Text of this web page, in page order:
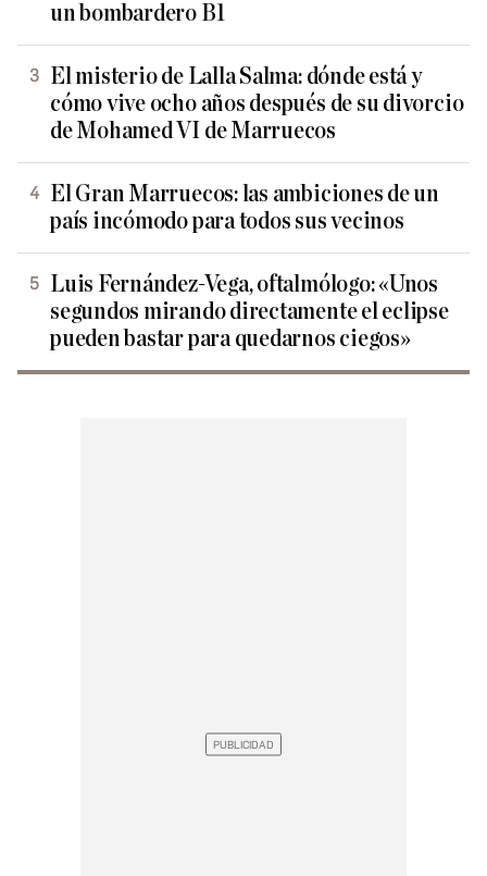
un bombardero B1
El misterio de Lalla Salma: dónde está y
cómo vive ocho años después de su divorcio
de Mohamed VI de Marruecos
El Gran Marruecos: las ambiciones de un
país incómodo para todos sus vecinos
Luis Fernández-Vega, oftalmólogo: «Unos
segundos mirando directamente el eclipse
pueden bastar para quedarnos ciegos»